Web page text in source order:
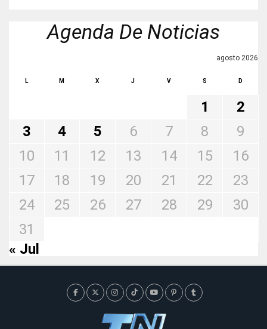
Agenda De Noticias
agosto 2026
L M X J V S D
1
2
3
4 5 6 7 8
9
10
11 12 13 14 15
16
17
18 19 20 21 22
23
24
25 26 27 28 29
30
31
« Jul